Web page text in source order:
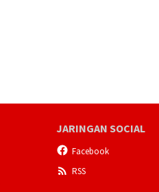
JARINGAN SOCIAL
Facebook
RSS